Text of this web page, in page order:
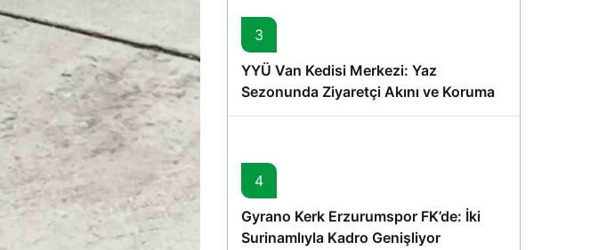
3
YYÜ Van Kedisi Merkezi: Yaz
Sezonunda Ziyaretçi Akını ve Koruma
Vurgusu
4
Gyrano Kerk Erzurumspor FK’de: İki
Surinamlıyla Kadro Genişliyor